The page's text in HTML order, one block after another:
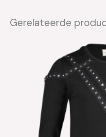
Gerelateerde
€49.95.
is:
€25.00.